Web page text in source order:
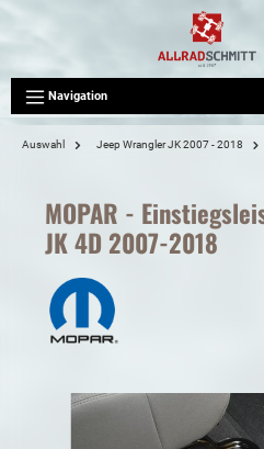
Navigation
Auswahl Jeep Wrangler JK 2007 - 2018
MOPAR -
JK 4D 2007-2018